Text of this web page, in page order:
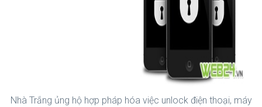
Nhà Trắng ủng hộ hợp pháp hóa việc unlock điện thoại, máy